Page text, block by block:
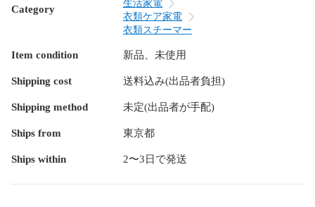
【備考】
・本製品はスチーマー専用です。プレスアイロンとしては使
・皮革製品類（ 本革・合皮 ）には使用しないでください。
・ベルベット、アクリル、ナイロン、カシミヤなど熱に弱い
素材に使用する場合は、目立たないところに試しがけをして
ください。
・色の濃い布地に使用する場合は、テカリを防止するため、
あて布をしてください。
でください。衣類や本体を傷つける原因になります。
Category
生活家電
衣類ケア家電
衣類スチーマー
Item condition 新品、未使用
Shipping cost 送料込み(出品者負担)
Shipping method 未定(出品者が手配)
Ships from 東京都
Ships within 2〜3日で発送